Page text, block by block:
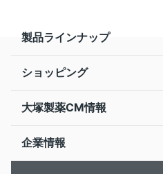
製品ラインナップ
ショッピング
大塚製薬CM情報
企業情報